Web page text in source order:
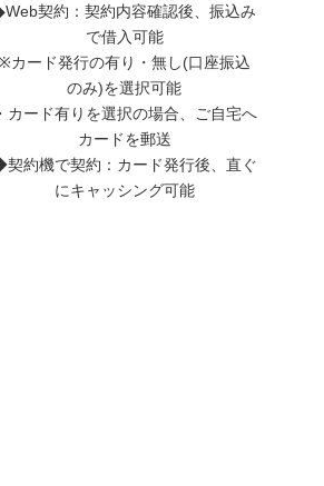
契約：契約内容確認後、振込み
で借入可能
カード発行の有り・無し(口座振込
のみ)を選択可能
・カード有りを選択の場合、ご自宅へ
カードを郵送
約機で契約：カード発行後、直ぐ
にキャッシング可能